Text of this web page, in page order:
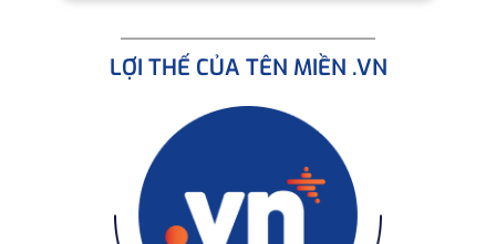
LỢI THẾ CỦA TÊN MIỀN .VN